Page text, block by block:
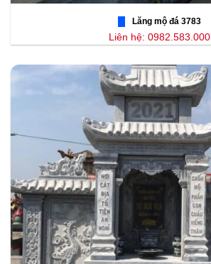
Lăng mộ đá 3783
Liên hệ: 0982.583.000